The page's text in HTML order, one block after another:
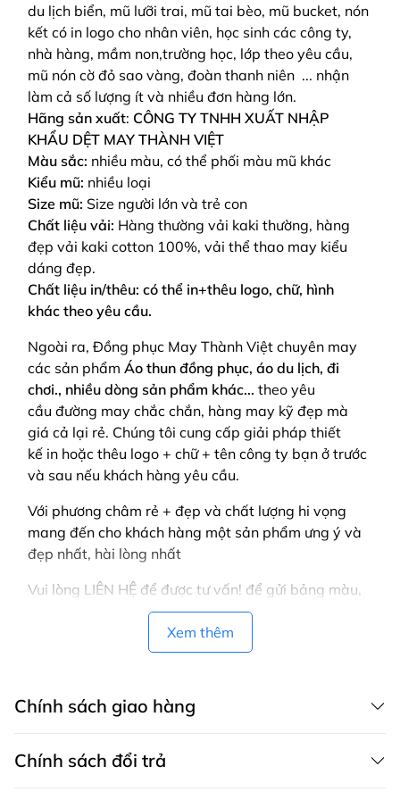
du lịch biển, mũ lưỡi trai, mũ tai bèo, mũ bucket, nón
kết có in logo cho nhân viên, học sinh các công ty,
nhà hàng, mầm non,trường học, lớp theo yêu cầu,
mũ nón cờ đỏ sao vàng, đoàn thanh niên ... nhận
làm cả số lượng ít và nhiều đơn hàng lớn.
Hãng sản xuất: CÔNG TY TNHH XUẤT NHẬP
KHẨU DỆT MAY THÀNH VIỆT
Màu sắc: nhiều màu, có thể phối màu mũ khác
Kiểu mũ: nhiều loại
Size mũ: Size người lớn và trẻ con
Chất liệu vải: Hàng thường vải kaki thường, hàng
đẹp vải kaki cotton 100%, vải thể thao may kiểu
dáng đẹp.
Chất liệu in/thêu: có thể in+thêu logo, chữ, hình
khác theo yêu cầu.
Ngoài ra, Đồng phục May Thành Việt chuyên may
các sản phẩm Áo thun đồng phục, áo du lịch, đi
chơi., nhiều dòng sản phẩm khác... theo yêu
cầu đường may chắc chắn, hàng may kỹ đẹp mà
giá cả lại rẻ. Chúng tôi cung cấp giải pháp thiết
kế in hoặc thêu logo + chữ + tên công ty bạn ở trước
và sau nếu khách hàng yêu cầu.
Với phương châm rẻ + đẹp và chất lượng hi vọng
mang đến cho khách hàng một sản phẩm ưng ý và
đẹp nhất, hài lòng nhất
Vui lòng LIÊN HỆ để được tư vấn! để gửi bảng màu,
mẫu, thiết kế mẫu cho bạn.
Xem thêm
Chính sách giao hàng
CHÍNH SÁCH GIAO HÀNG MAY THÀNH VIỆT có dịch vụ giao hàng tận
Chính sách đổi trả